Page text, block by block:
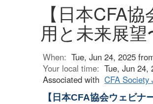
【日本CFA
用と未来展望
When: Tue, Jun 24, 2025
Your local time: Tue, Jun 24,
Associated with CFA Society
【日本CFA協会ウェビナ